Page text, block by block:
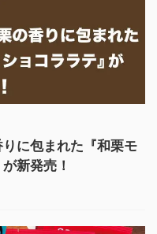
に包まれた『和栗モ
新発売！